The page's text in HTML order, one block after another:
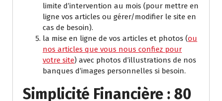
limite d’intervention au mois (pour mettre en
ligne vos articles ou gérer/modifier le site en
cas de besoin).
la mise en ligne de vos articles et photos (ou
nos articles que vous nous confiez pour
votre site) avec photos d’illustrations de nos
banques d’images personnelles si besoin.
Simplicité Financière : 80